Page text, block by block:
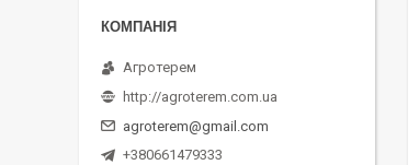
Агротерем
http://agroterem.com.ua
agroterem@gmail.com
+380661479333